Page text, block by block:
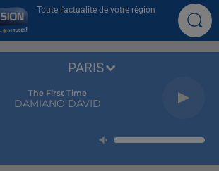
Toute l'actualité de votre région
The First Time
DAMIANO DAVID
PARIS